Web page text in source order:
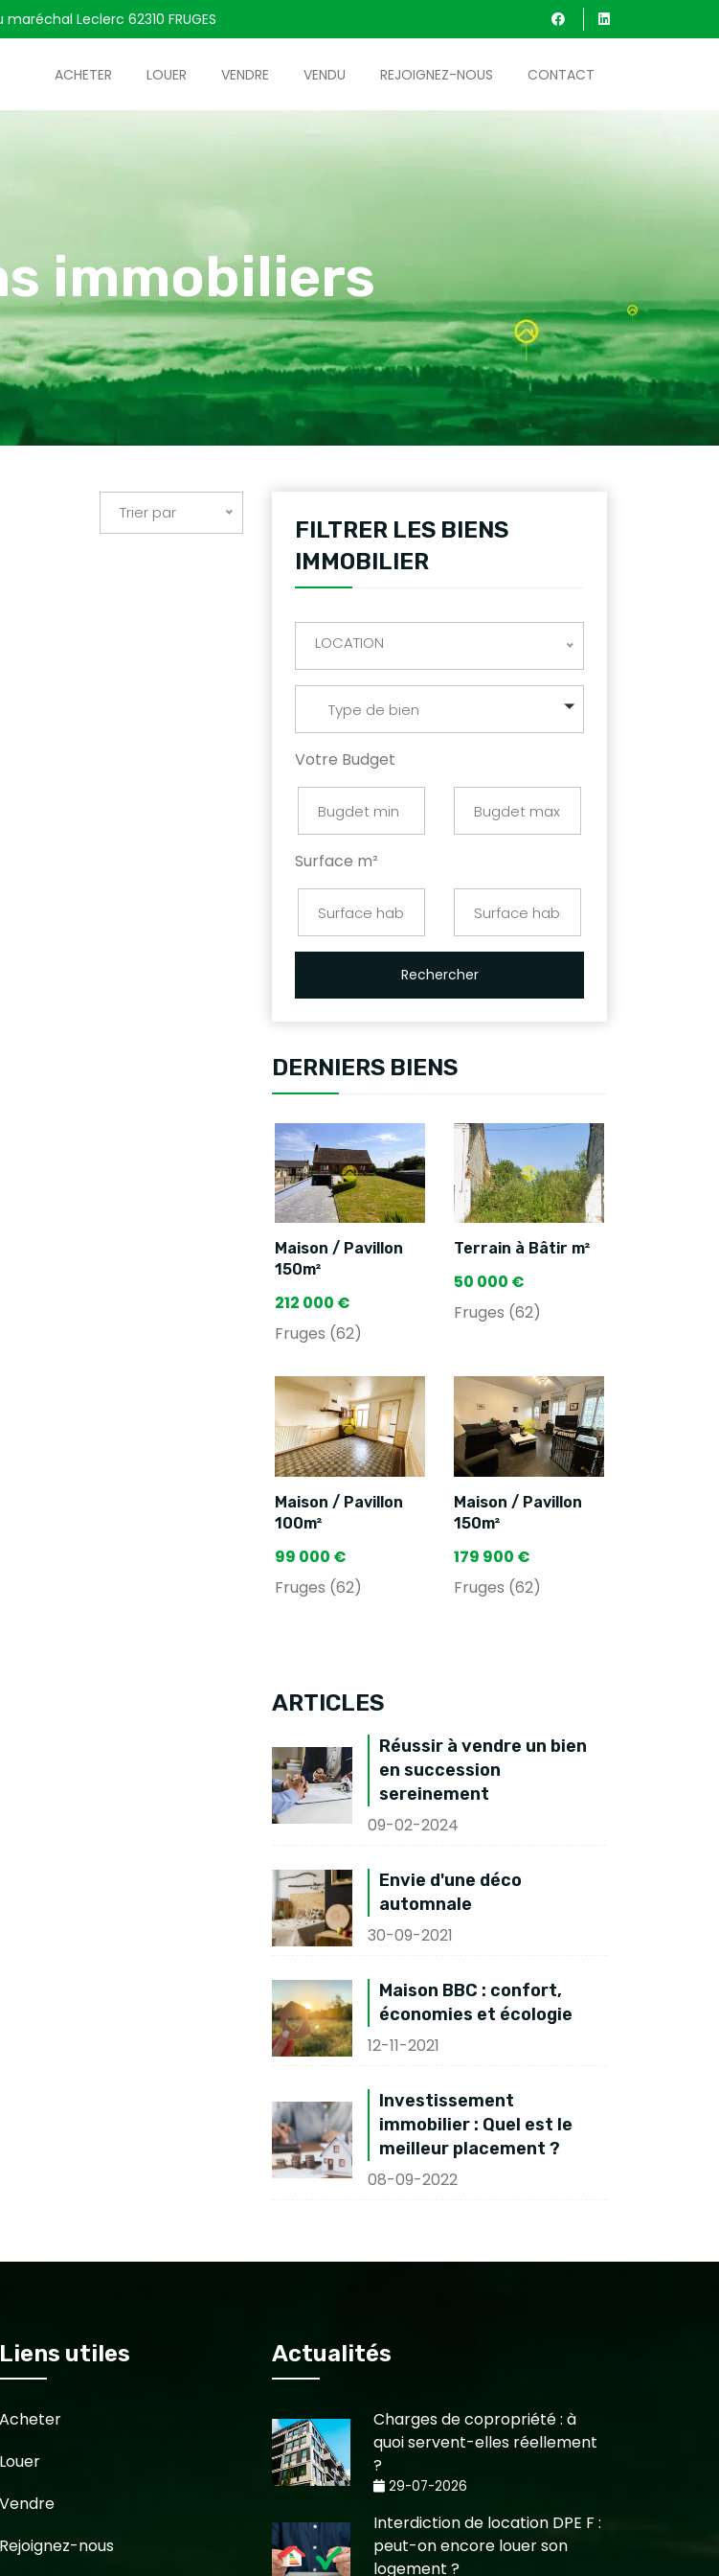
maréchal Leclerc 62310 FRUGES
ACHETER LOUER VENDRE VENDU REJOIGNEZ-NOUS CONTACT
immobiliers
Trier par
FILTRER LES BIENS
IMMOBILIER
LOCATION
Type de bien
Votre Budget
Surface m²
Rechercher
DERNIERS BIENS
Maison / Pavillon
150m²
212 000 €
Fruges (62)
Terrain à Bâtir m²
50 000 €
Fruges (62)
Maison / Pavillon
100m²
99 000 €
Fruges (62)
Maison / Pavillon
150m²
179 900 €
Fruges (62)
ARTICLES
Réussir à vendre un bien
en succession
sereinement
09-02-2024
Envie d'une déco
automnale
30-09-2021
Maison BBC : confort,
économies et écologie
12-11-2021
Investissement
immobilier : Quel est le
meilleur placement ?
08-09-2022
Liens utiles
Acheter
Louer
Vendre
Rejoignez-nous
Actualités
Charges de copropriété : à
quoi servent-elles réellement
?
29-07-2026
Interdiction de location DPE F :
peut-on encore louer son
logement ?